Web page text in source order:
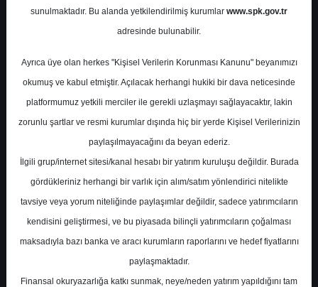
Getiri
%0.00
0 0
En Yüksek Tahmin
Ortalama Fiyat Tahmini
Ortalama Getiri Potansiyeli
sunulmaktadır. Bu alanda yetkilendirilmiş kurumlar www.spk.gov.tr
adresinde bulunabilir.
Ayrıca üye olan herkes "Kişisel Verilerin Korunması Kanunu" beyanımızı
okumuş ve kabul etmiştir. Açılacak herhangi hukiki bir dava neticesinde
platformumuz yetkili merciler ile gerekli uzlaşmayı sağlayacaktır, lakin
zorunlu şartlar ve resmi kurumlar dışında hiç bir yerde Kişisel Verilerinizin
paylaşılmayacağını da beyan ederiz.
İlgili grup/internet sitesi/kanal hesabı bir yatırım kuruluşu değildir. Burada
gördükleriniz herhangi bir varlık için alım/satım yönlendirici nitelikte
tavsiye veya yorum niteliğinde paylaşımlar değildir, sadece yatırımcıların
kendisini geliştirmesi, ve bu piyasada bilinçli yatırımcıların çoğalması
maksadıyla bazı banka ve aracı kurumların raporlarını ve hedef fiyatlarını
paylaşmaktadır.
Finansal okuryazarlığa katkı sunmak, neye/neden yatırım yapıldığını tam